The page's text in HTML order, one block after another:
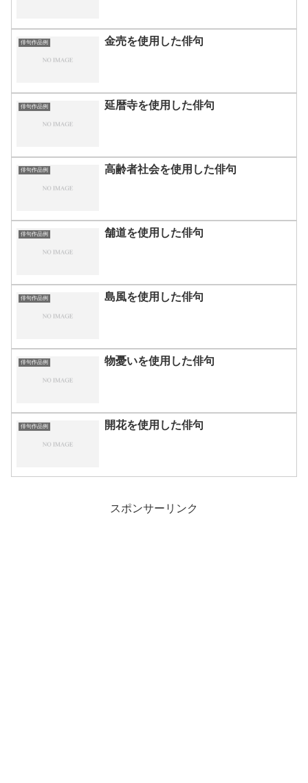
俳句作品例 金売を使用した俳句
俳句作品例 延暦寺を使用した俳句
俳句作品例 高齢者社会を使用した俳句
俳句作品例 舗道を使用した俳句
俳句作品例 島風を使用した俳句
俳句作品例 物憂いを使用した俳句
俳句作品例 開花を使用した俳句
スポンサーリンク